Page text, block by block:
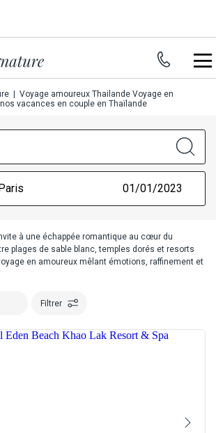
Voyage amoureux Thailande Voyage en
vacances en couple en Thaïlande
01/01/2023
à une échappée romantique au cœur du
plages de sable blanc, temples dorés et resorts
en amoureux mêlant émotions, raffinement et
Filtrer